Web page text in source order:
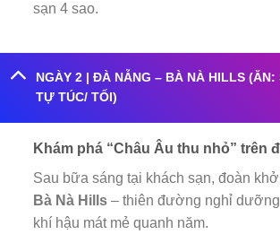
sạn 4 sao.
NGÀY 2 | ĐÀ NẴNG – BÀ NÀ HILLS (ĂN:
TỰ TÚC/ TỐI)
Khám phá “Châu Âu thu nhỏ” trên
Sau bữa sáng tại khách sạn, đoàn
Bà Nà Hills– thiên đường nghỉ
khí hậu mát mẻ quanh năm.